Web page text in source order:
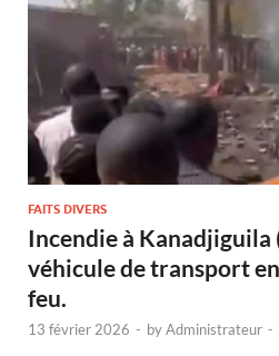
FAITS DIVERS
Incendie à Kanadjiguila
véhicule de transport
feu.
13 février 2026 - byAdministrateur -